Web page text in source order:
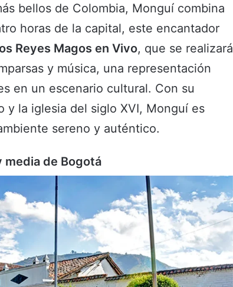
bellos de Colombia, Monguí combina
horas de la capital, este encantador
Reyes Magos en Vivo, que se realizará
y música, una representación
en un escenario cultural. Con su
la iglesia del siglo XVI, Monguí es
sereno y auténtico.
media de Bogotá